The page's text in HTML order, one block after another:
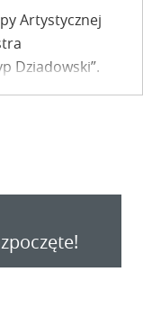
Artystycznej
Dziadowski”.